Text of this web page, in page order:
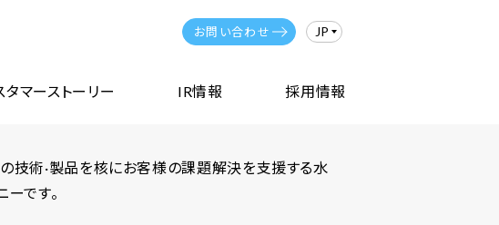
お問い合わせ JP
タマーストーリー IR情報 採用情報
技術·製品を核にお客様の課題解決を支援する水
です。